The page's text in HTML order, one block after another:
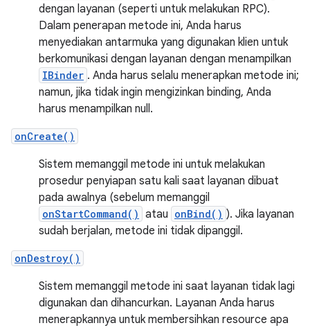
dengan layanan (seperti untuk melakukan RPC).
Dalam penerapan metode ini, Anda harus
menyediakan antarmuka yang digunakan klien untuk
berkomunikasi dengan layanan dengan menampilkan
IBinder . Anda harus selalu menerapkan metode ini;
namun, jika tidak ingin mengizinkan binding, Anda
harus menampilkan null.
onCreate()
Sistem memanggil metode ini untuk melakukan
prosedur penyiapan satu kali saat layanan dibuat
pada awalnya (sebelum memanggil
onStartCommand() atau onBind() ). Jika layanan
sudah berjalan, metode ini tidak dipanggil.
onDestroy()
Sistem memanggil metode ini saat layanan tidak lagi
digunakan dan dihancurkan. Layanan Anda harus
menerapkannya untuk membersihkan resource apa